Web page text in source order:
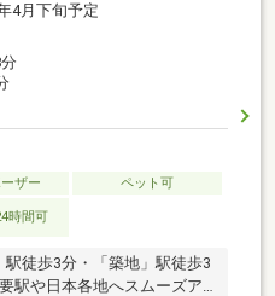
4月下旬予定
ザー
ペット可
時間可
駅徒歩3分・「築地」駅徒歩3
駅や日本各地へスムーズア